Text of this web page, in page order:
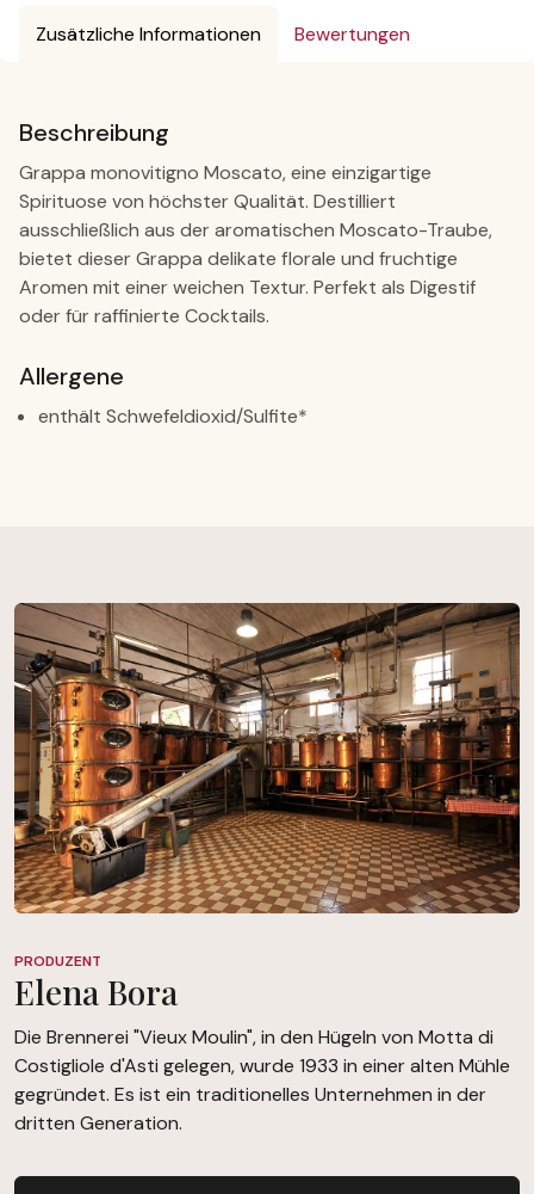
Zusätzliche Informationen Bewertungen
Beschreibung
Grappa monovitigno Moscato, eine einzigartige
Spirituose von höchster Qualität. Destilliert
ausschließlich aus der aromatischen Moscato-Traube,
bietet dieser Grappa delikate florale und fruchtige
Aromen mit einer weichen Textur. Perfekt als Digestif
oder für raffinierte Cocktails.
Allergene
enthält Schwefeldioxid/Sulfite*
PRODUZENT
Elena Bora
Die Brennerei "Vieux Moulin", in den Hügeln von Motta di
Costigliole d'Asti gelegen, wurde 1933 in einer alten Mühle
gegründet. Es ist ein traditionelles Unternehmen in der
dritten Generation.